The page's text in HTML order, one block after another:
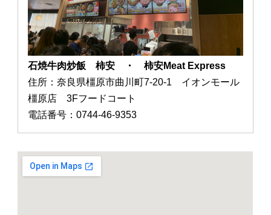
石焼牛肉炒飯 柿安 ・ 柿安Meat Express
住所：奈良県橿原市曲川町7-20-1 イオンモール
橿原店 3Fフードコート
電話番号：0744-46-9353